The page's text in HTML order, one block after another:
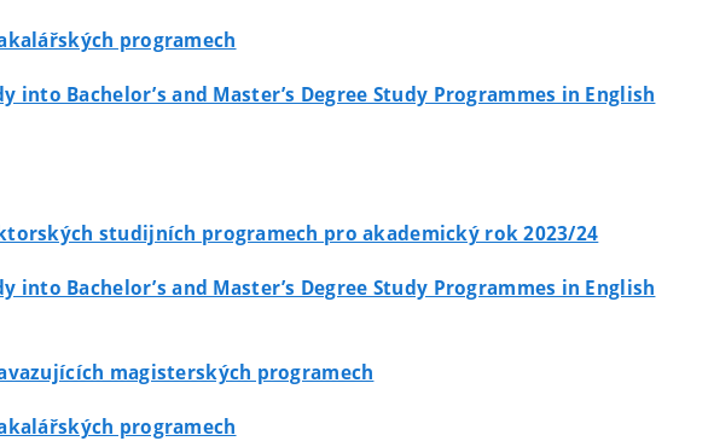
programech
Bachelor’s and Master’s Degree Study Programmes in English
studijních programech pro akademický rok 2023/24
Bachelor’s and Master’s Degree Study Programmes in English
magisterských programech
programech